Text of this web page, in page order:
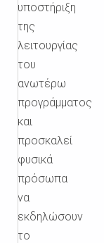
υποστήριξη
της
λειτουργίας
του
ανωτέρω
προγράμματος
και
προσκαλεί
φυσικά
πρόσωπα
να
εκδηλώσουν
το